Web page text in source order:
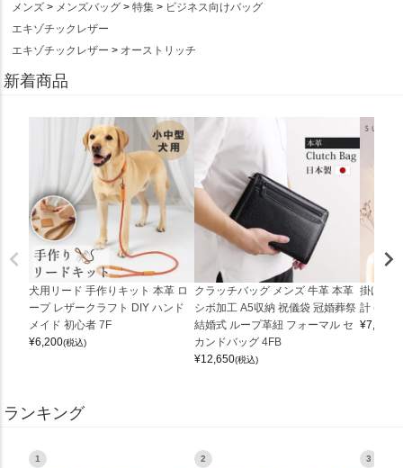
メンズ
メンズバッグ 特集
ビジネス向けバッグ
エキゾチックレザー
エキゾチックレザー
オーストリッチ
新着商品
犬用リード 手作りキット 本革 ロ
ープ レザークラフト DIY ハンド
メイド 初心者 7F
¥6,200(税込)
クラッチバッグ メンズ 牛革 本革
シボ加工 A5収納 祝儀袋 冠婚葬祭
結婚式 ループ革紐 フォーマル セ
カンドバッグ 4FB
¥12,650(税込)
掛け時
計
¥7,150
ランキング
1 2 3